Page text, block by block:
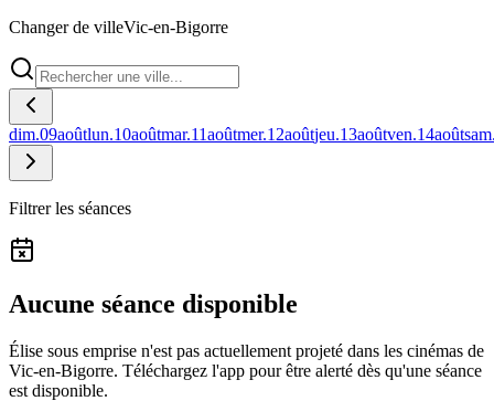
Changer de villeVic-en-Bigorre
dim.09aoûtlun.10aoûtmar.11aoûtmer.12aoûtjeu.13aoûtven.14août
Filtrer les séances
Aucune séance disponible
Élise sous emprise n'est pas actuellement projeté dans les cinémas de
Vic-en-Bigorre. Téléchargez l'app pour être alerté dès qu'une séance
est disponible.